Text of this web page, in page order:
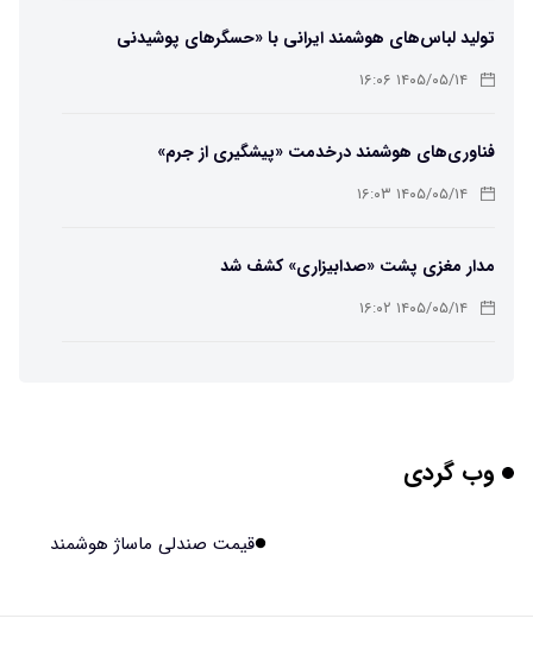
تولید لباس‌های هوشمند ایرانی با «حسگرهای پوشیدنی
کریگامی»
۱۴۰۵/۰۵/۱۴ ۱۶:۰۶
فناوری‌های هوشمند درخدمت «پیشگیری از جرم»
۱۴۰۵/۰۵/۱۴ ۱۶:۰۳
مدار مغزی پشت «صدابیزاری» کشف شد
۱۴۰۵/۰۵/۱۴ ۱۶:۰۲
هوش مصنوعی جدید، انسان از آب درآمد!
وب گردی
قیمت صندلی ماساژ هوشمند